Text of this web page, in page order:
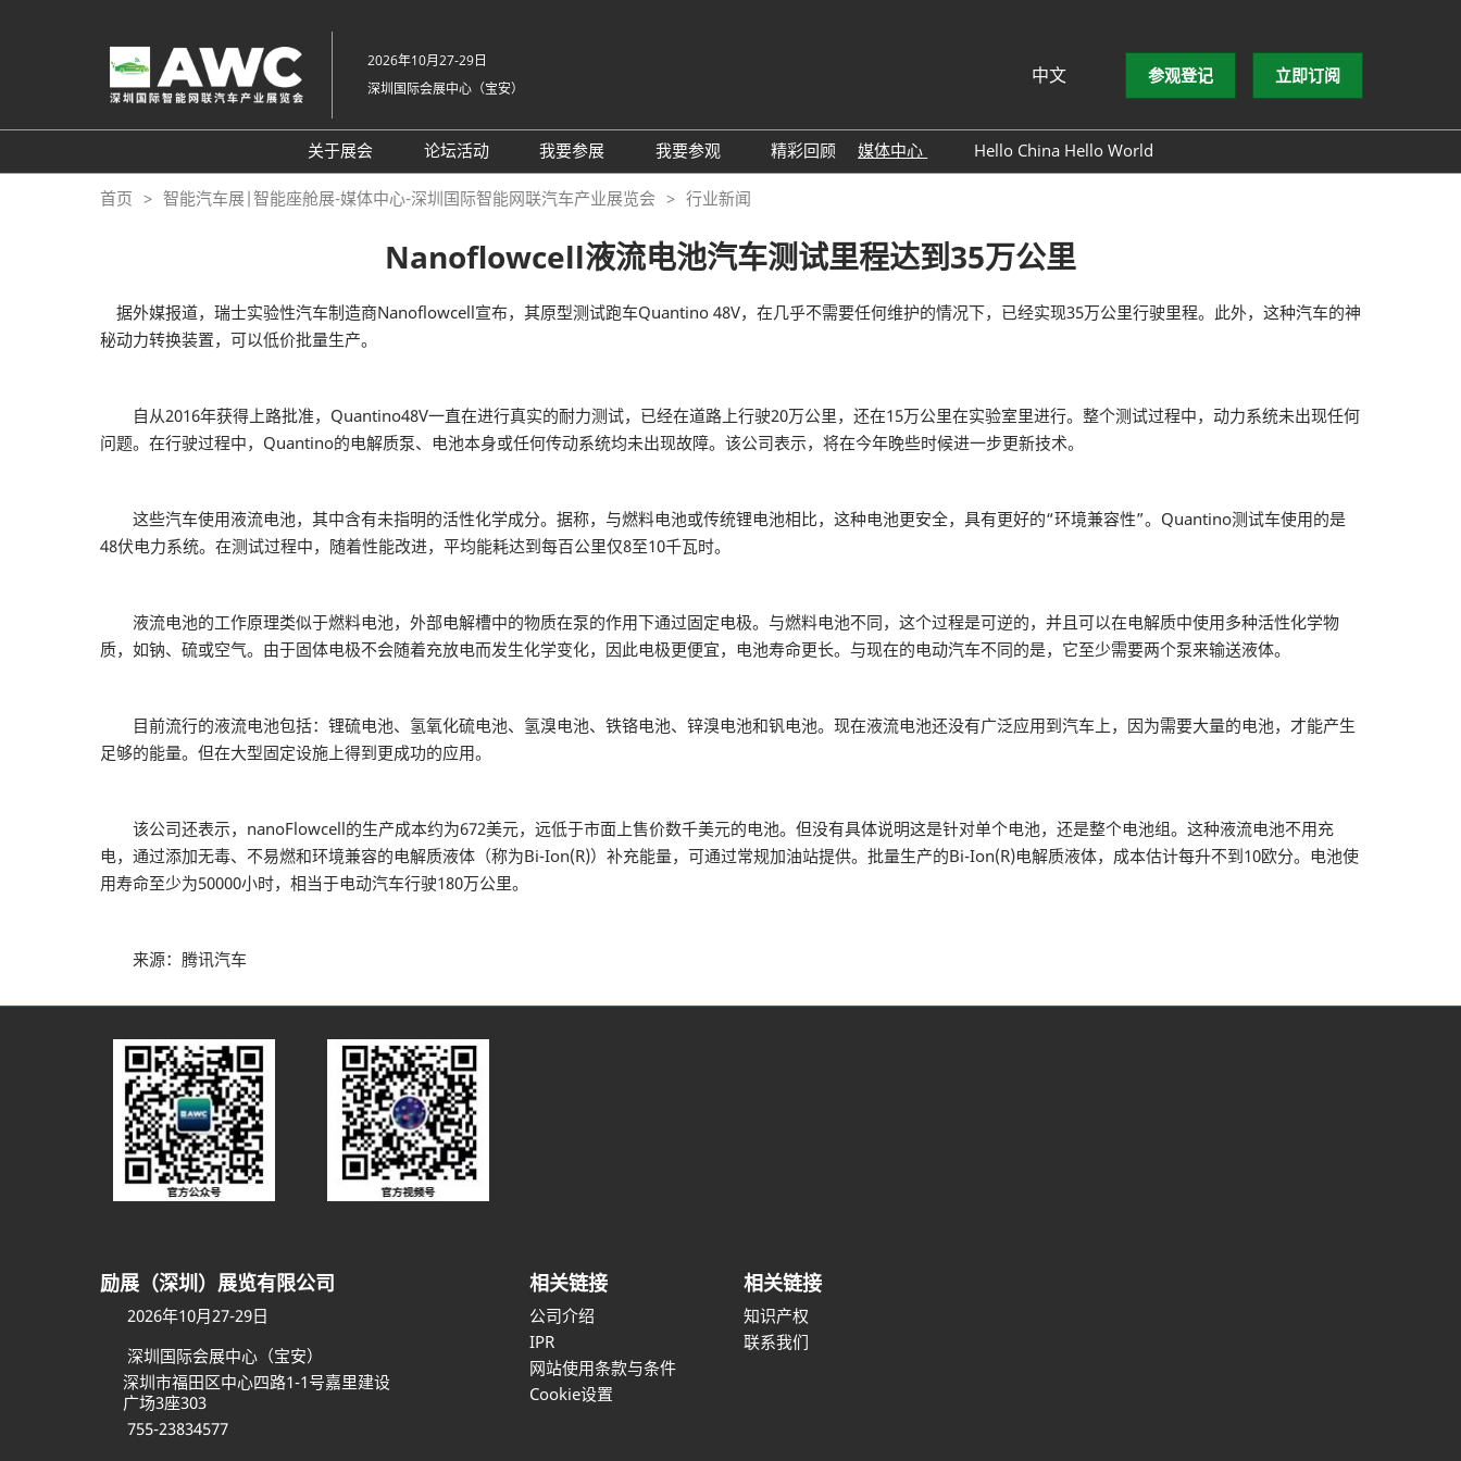
跳
转
容
2026年10月27-29日
深圳国际会展中心（宝安）
中文
English
Tiếng Việt
参观登记 立即订阅
关于展会
组织架构
展品范围
展馆平面图
交通住宿
论坛活动
2025同期会议活动
往届回顾
我要参展
AWC参展申请
2025亮点展区
为何参展
展商增值服务CMO
励展通
我要参观
参观预登记
组团参观
特邀买家
展商名录
RX Connect 励展通
精彩回顾
媒体中心
行业新闻
合作媒体
Hello China Hello World
首页 智能汽车展|智能座舱展-媒体中心-深圳国际智能网联汽车产业展览会 行业新闻
Nanoflowcell液流电池汽车测试里程达到35万公里
据外媒报道，瑞士实验性汽车制造商Nanoflowcell宣布，其原型测试跑车Quantino 48V，在几乎不需要任何维护的情况下，已经实现35万公里行驶里程。此外，这种汽车的神
秘动力转换装置，可以低价批量生产。
自从2016年获得上路批准，Quantino48V一直在进行真实的耐力测试，已经在道路上行驶20万公里，还在15万公里在实验室里进行。整个测试过程中，动力系统未出现任何
问题。在行驶过程中，Quantino的电解质泵、电池本身或任何传动系统均未出现故障。该公司表示，将在今年晚些时候进一步更新技术。
这些汽车使用液流电池，其中含有未指明的活性化学成分。据称，与燃料电池或传统锂电池相比，这种电池更安全，具有更好的“环境兼容性”。Quantino测试车使用的是
48伏电力系统。在测试过程中，随着性能改进，平均能耗达到每百公里仅8至10千瓦时。
液流电池的工作原理类似于燃料电池，外部电解槽中的物质在泵的作用下通过固定电极。与燃料电池不同，这个过程是可逆的，并且可以在电解质中使用多种活性化学物
质，如钠、硫或空气。由于固体电极不会随着充放电而发生化学变化，因此电极更便宜，电池寿命更长。与现在的电动汽车不同的是，它至少需要两个泵来输送液体。
目前流行的液流电池包括：锂硫电池、氢氧化硫电池、氢溴电池、铁铬电池、锌溴电池和钒电池。现在液流电池还没有广泛应用到汽车上，因为需要大量的电池，才能产生
足够的能量。但在大型固定设施上得到更成功的应用。
该公司还表示，nanoFlowcell的生产成本约为672美元，远低于市面上售价数千美元的电池。但没有具体说明这是针对单个电池，还是整个电池组。这种液流电池不用充
电，通过添加无毒、不易燃和环境兼容的电解质液体（称为Bi-Ion(R)）补充能量，可通过常规加油站提供。批量生产的Bi-Ion(R)电解质液体，成本估计每升不到10欧分。电池使
用寿命至少为50000小时，相当于电动汽车行驶180万公里。
来源：腾讯汽车
励展（深圳）展览有限公司
2026年10月27-29日
深圳国际会展中心（宝安）
深圳市福田区中心四路1-1号嘉里建设
广场3座303
755-23834577
相关链接
公司介绍
IPR
网站使用条款与条件
Cookie设置
相关链接
知识产权
联系我们